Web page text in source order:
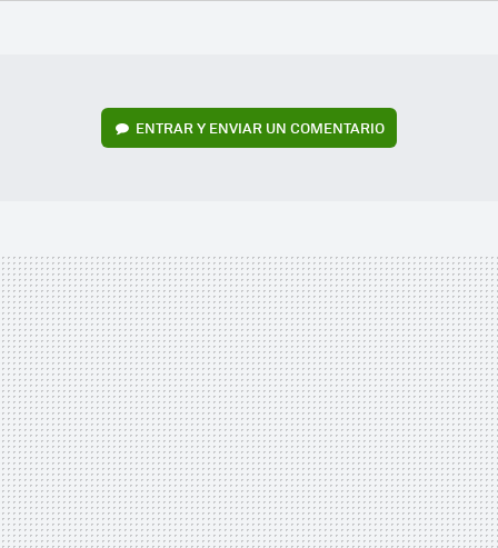
ENTRAR Y ENVIAR UN COMENTARIO